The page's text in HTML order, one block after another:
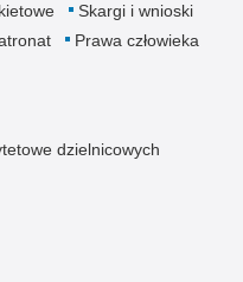
Skargi i wnioski
Prawa człowieka
dzielnicowych